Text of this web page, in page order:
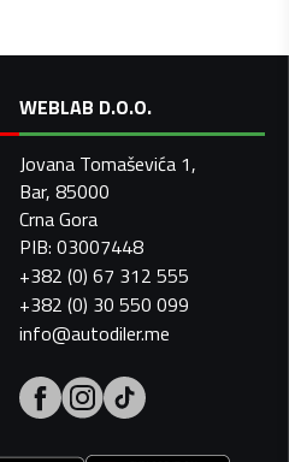
WEBLAB D.O.O.
Jovana Tomaševića 1,
Bar, 85000
Crna Gora
PIB: 03007448
+382 (0) 67 312 555
+382 (0) 30 550 099
info@autodiler.me